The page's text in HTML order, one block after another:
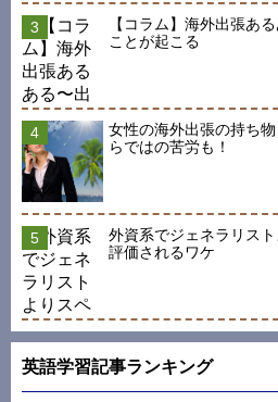
【コラム】海外出張あ
ことが起こる
女性の海外出張の持ち
らではの苦労も！
外資系でジェネラリス
評価されるワケ
英語学習記事ランキング